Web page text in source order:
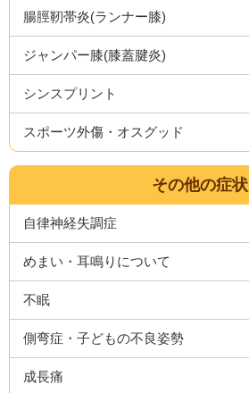
腸脛靭帯炎(ランナー膝)
ジャンパー膝(膝蓋腱炎)
シンスプリント
スポーツ外傷・オスグッド
その他の症状
自律神経失調症
めまい・耳鳴りについて
不眠
側弯症・子どもの不良姿勢
成長痛